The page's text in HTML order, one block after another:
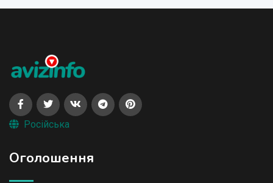
Російська
Оголошення